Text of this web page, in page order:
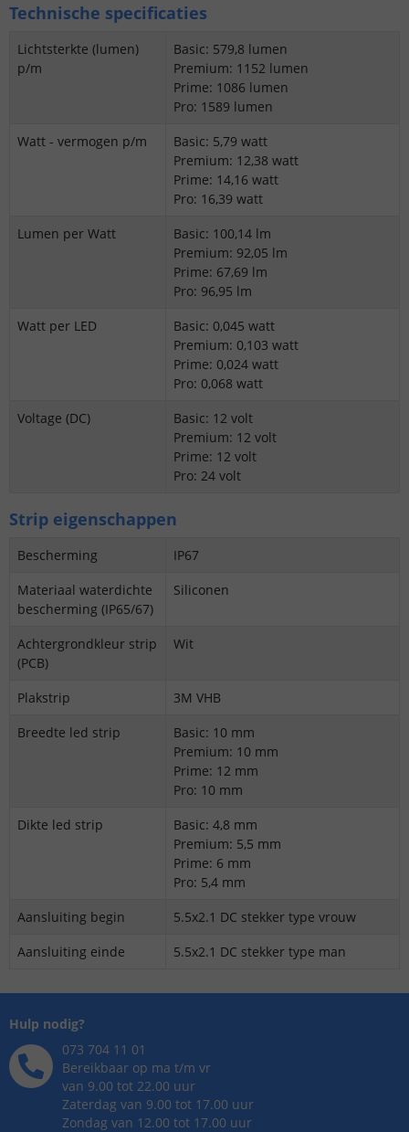
Technische specificaties
Lichtsterkte (lumen)
p/m
Basic: 579,8 lumen
Premium: 1152 lumen
Prime: 1086 lumen
Pro: 1589 lumen
Watt - vermogen p/m
Basic: 5,79 watt
Premium: 12,38 watt
Prime: 14,16 watt
Pro: 16,39 watt
Lumen per Watt
Basic: 100,14 lm
Premium: 92,05 lm
Prime: 67,69 lm
Pro: 96,95 lm
Watt per LED
Basic: 0,045 watt
Premium: 0,103 watt
Prime: 0,024 watt
Pro: 0,068 watt
Voltage (DC)
Basic: 12 volt
Premium: 12 volt
Prime: 12 volt
Pro: 24 volt
Strip eigenschappen
Bescherming
IP67
Materiaal waterdichte
bescherming (IP65/67)
Siliconen
Achtergrondkleur strip
(PCB)
Wit
Plakstrip
3M VHB
Breedte led strip
Basic: 10 mm
Premium: 10 mm
Prime: 12 mm
Pro: 10 mm
Dikte led strip
Basic: 4,8 mm
Premium: 5,5 mm
Prime: 6 mm
Pro: 5,4 mm
Aansluiting begin
5.5x2.1 DC stekker type vrouw
Aansluiting einde
5.5x2.1 DC stekker type man
Hulp nodig?
073 704 11 01
Bereikbaar op ma t/m vr
van 9.00 tot 22.00 uur
Zaterdag van 9.00 tot 17.00 uur
Zondag van 12.00 tot 17.00 uur